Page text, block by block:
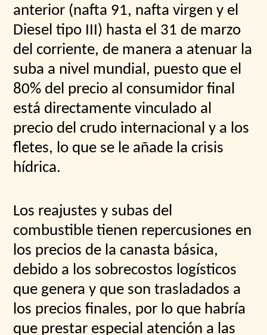
anterior (nafta 91, nafta virgen y el
Diesel tipo III) hasta el 31 de marzo
del corriente, de manera a atenuar la
suba a nivel mundial, puesto que el
80% del precio al consumidor final
está directamente vinculado al
precio del crudo internacional y a los
fletes, lo que se le añade la crisis
hídrica.
Los reajustes y subas del
combustible tienen repercusiones en
los precios de la canasta básica,
debido a los sobrecostos logísticos
que genera y que son trasladados a
los precios finales, por lo que habría
que prestar especial atención a las